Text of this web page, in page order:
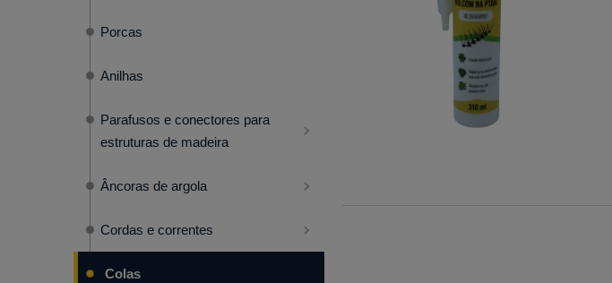
Porcas
Anilhas
Parafusos e conectores para
estruturas de madeira
Âncoras de argola
Cordas e correntes
Colas